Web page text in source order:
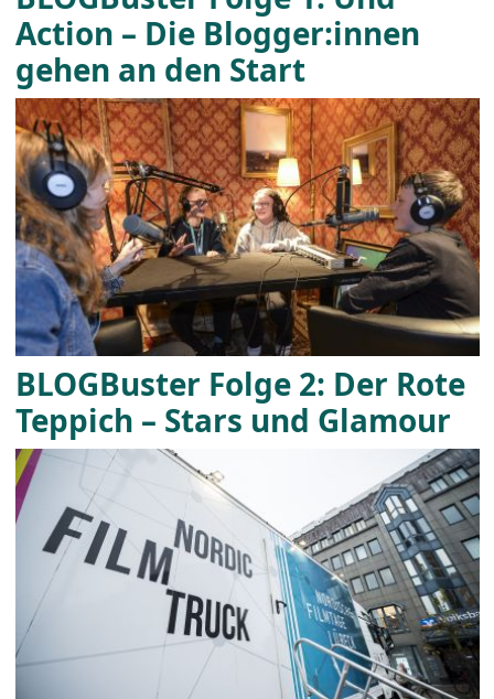
Action – Die Blogger:innen
gehen an den Start
BLOGBuster Folge 2: Der Rote
Teppich – Stars und Glamour